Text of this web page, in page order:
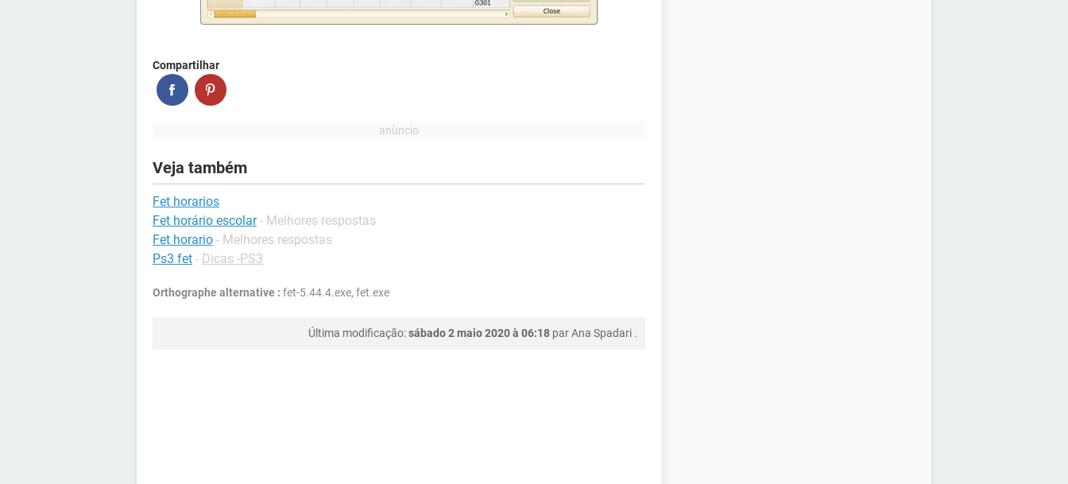
Compartilhar
Veja também
Fet horarios
Fet horário escolar - Melhores respostas
Fet horario - Melhores respostas
Ps3 fet - Dicas -PS3
Orthographe alternative : fet-5.44.4.exe, fet.exe
Última modificação:sábado 2 maio 2020 à 06:18 parAna Spadari .